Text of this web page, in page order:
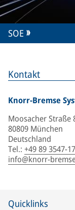
Kontakt
Knorr-Bremse
Moosacher Straße
80809 München
Deutschland
Tel.: +49 89 3547-
info@knorr-
SOE
Quicklinks